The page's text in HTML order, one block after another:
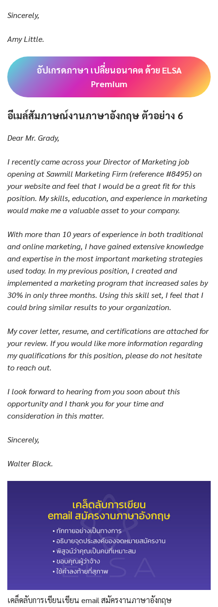
Sincerely,
Amy Little.
อัปเกรดภาษา เปลี่ยนอนาคต ด้วย ELSA
Premium
อีเมล์สัมภาษณ์งานภาษาอังกฤษ ตัวอย่าง 6
Dear Mr. Grady,
I recently came across your Director of Marketing job
opening at Sawmill Marketing Firm (reference #8495) on
your website and feel that I would be a great fit for this
position. My skills, education, and experience in marketing
would make me a valuable asset to your company.
With more than 10 years of experience in both traditional
and online marketing, I have gained extensive knowledge
and expertise in the most important marketing strategies
used today. In my previous position, I created and
implemented a marketing program that increased sales by
30% in only three months. Using this skill set, I feel that I
could bring similar results to your organization.
My cover letter, resume, and certifications are attached for
your review. If you would like more information regarding
my qualifications for this position, please do not hesitate
to reach out.
I look forward to hearing from you soon about this
opportunity and I thank you for your time and
consideration in this matter.
Sincerely,
Walter Black.
เคล็ดลับการเขียนเขียน email สมัครงานภาษาอังกฤษ